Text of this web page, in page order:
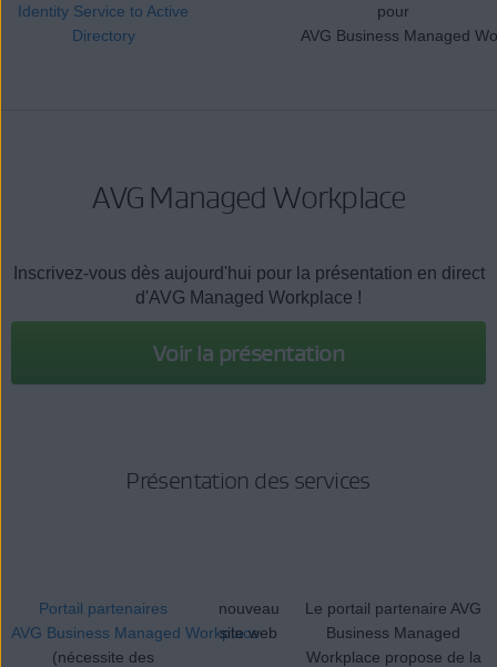
Identity Service to Active
Directory
pour
AVG Business Managed
AVG Managed Workplace
Inscrivez-vous dès aujourd'hui pour la présentation en direct
d'AVG Managed Workplace !
Voir la présentation
Présentation des services
Portail partenaires
AVG Business Managed Workplace
(nécessite des
nouveau
site web
Le portail partenaire AVG
Business Managed
Workplace propose de la